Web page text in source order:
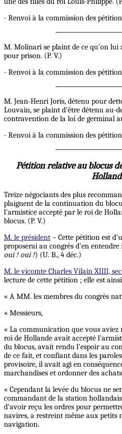
- Renvoi à la commission des
M. Molinari se plaint de ce qu'on lui
pour prison. (P. V.)
- Renvoi à la commission des
M. Jean-Henri Joris, détenu pour
Louvain, se plaint d'être détenu au-
contravention de la loi de germinal
- Renvoi à la commission des
Pétition relative au blocus
Treize négociants des plus
plaignent de la continuation du
l'armistice accepté par le roi de
blocus. (P. V.)
M. le président – Cette pétition est
proposerai au congrès d'en
oui ! oui !) (U. B., 4 déc.)
M. le vicomte Charles Vilain XIIII,
lecture de cette pétition ; elle est
« A MM. les membres du congrès
« Messieurs,
« La communication que vous aviez
roi de Hollande avait accepté
du blocus, avait rendu l'espoir au
de ce fait, et confiant dans les
provisoire, il avait agi en
marchandises et ordonner des
« Cependant la levée du blocus ne
commandant de la station
d'avoir reçu les ordres pour
navires, a restreint même aux petits
navigation.